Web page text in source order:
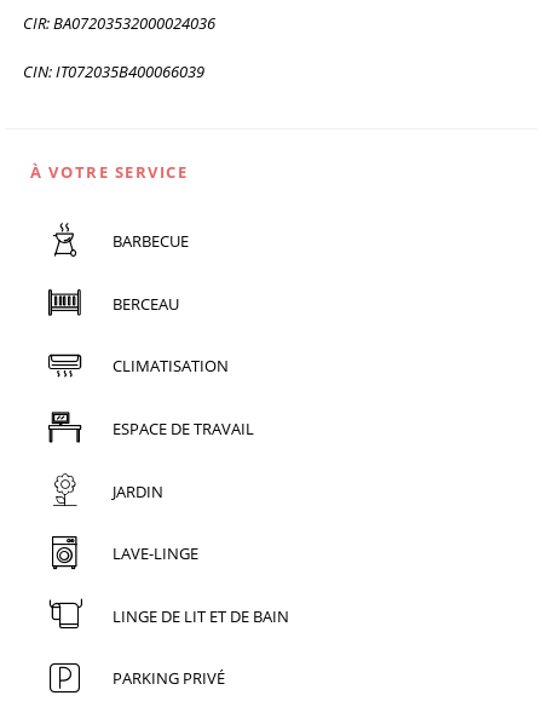
CIR: BA07203532000024036
CIN: IT072035B400066039
À VOTRE SERVICE
BARBECUE
BERCEAU
CLIMATISATION
ESPACE DE TRAVAIL
JARDIN
LAVE-LINGE
LINGE DE LIT ET DE BAIN
PARKING PRIVÉ